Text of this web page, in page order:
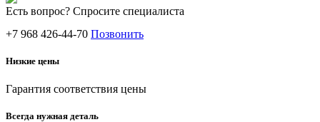
Есть вопрос? Спросите специалиста
+7 968 426-44-70 Позвонить
Низкие цены
Гарантия соответствия цены
Всегда нужная деталь